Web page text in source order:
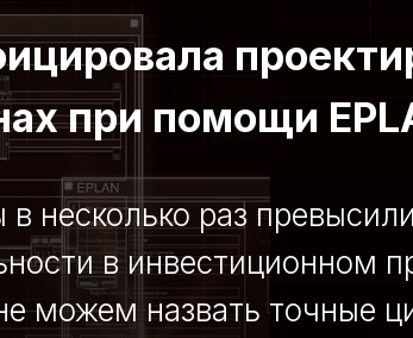
несколько раз
в инвестиционном
можем назвать точные
при помощи